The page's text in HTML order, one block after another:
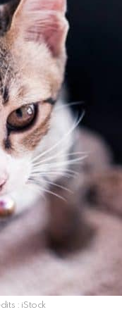
: iStock